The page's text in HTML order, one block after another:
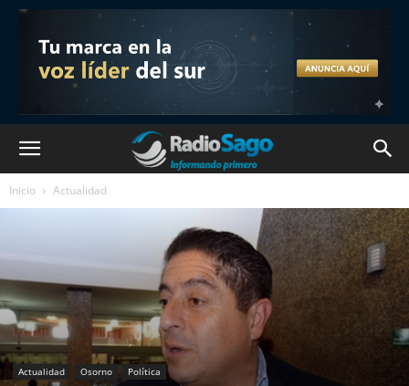
Inicio Actualidad
Actualidad Osorno Política